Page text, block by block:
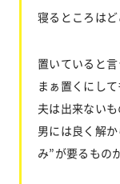
寝るところはど
置いていると言
まぁ置くにし
夫は出来ないも
男には良く解
み”が要るもの